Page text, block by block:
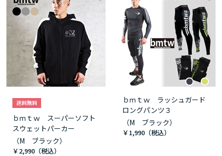
ｂｍｔｗ スーパーソフト
スウェットパーカー
（M ブラック）
￥2,990
ｂｍｔｗ ラッシュガード
ロングパンツ３
（M ブラック）
￥1,990